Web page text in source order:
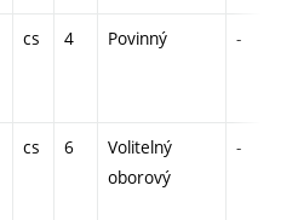
cs 4 Povinný -
cs 6
Volitelný
oborový
-